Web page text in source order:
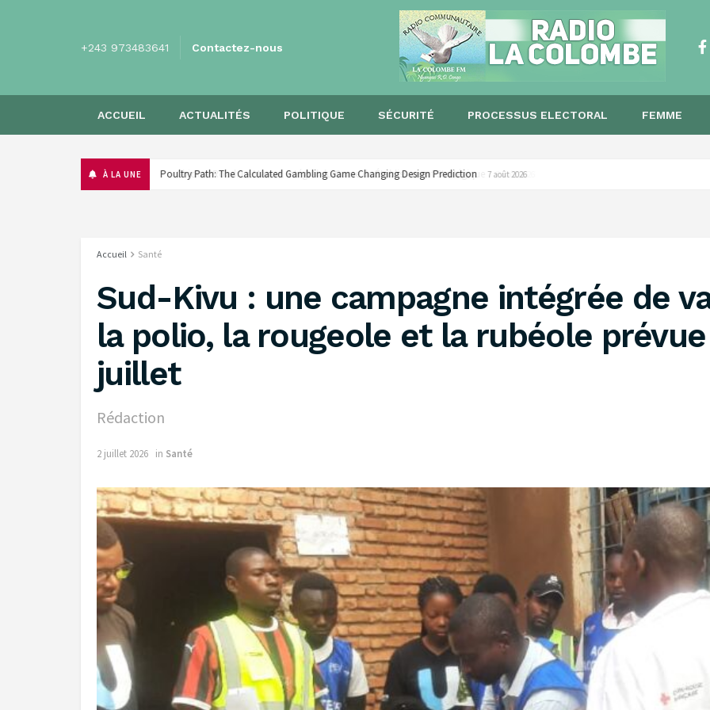
+243 973483641 Contactez-nous
ACCUEIL ACTUALITÉS POLITIQUE SÉCURITÉ PROCESSUS ELECTORAL FEMME
À LA UNE Poultry Path: The Calculated Gambling Game Changing Design Prediction 7 août 2026
Accueil Santé
‎Sud-Kivu : une campagne intégrée de
la polio, la rougeole et la rubéole prévue
juillet ‎
Rédaction
2 juillet 2026 in Santé